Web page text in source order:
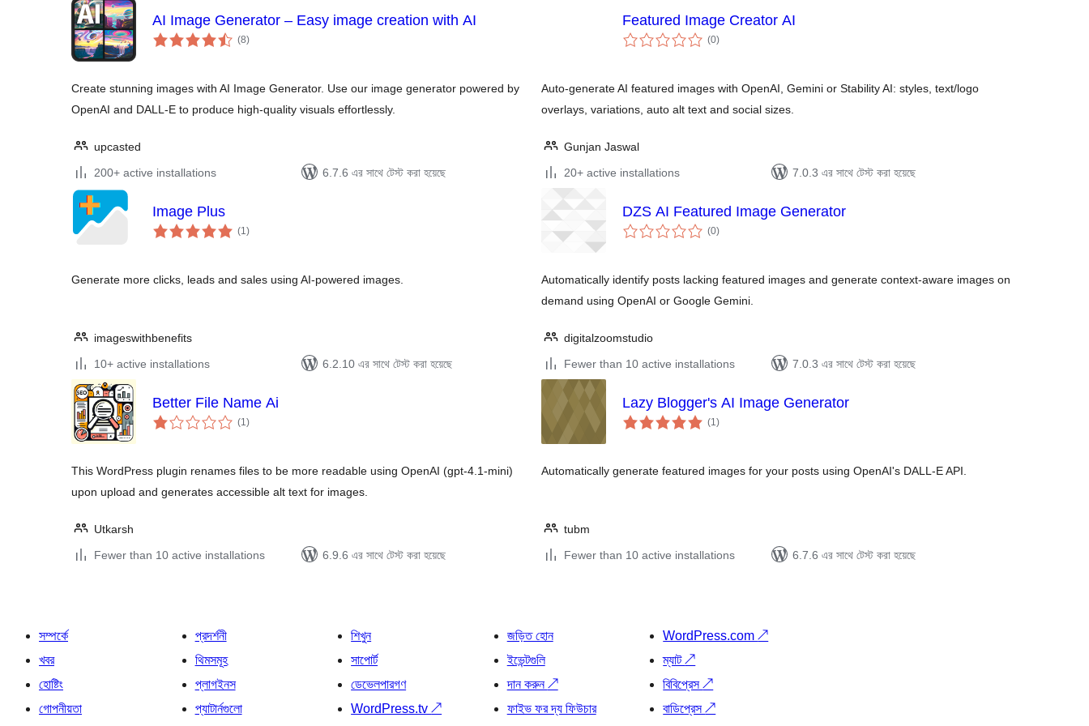
AI Image Generator – Easy image creation with AI
(8total
ratings
)
Create stunning images with AI Image Generator. Use our image generator powered by
OpenAI and DALL-E to produce high-quality visuals effortlessly.
upcasted
200+ active installations
6.7.6 এর সাথে টেস্ট করা হয়েছে
Featured Image Creator AI
(0total
ratings
)
Auto-generate AI featured images with OpenAI, Gemini or Stability AI: styles, text/logo
overlays, variations, auto alt text and social sizes.
Gunjan Jaswal
20+ active installations
7.0.3 এর সাথে টেস্ট করা হয়েছে
Image Plus
(1total
ratings
)
Generate more clicks, leads and sales using AI-powered images.
imageswithbenefits
10+ active installations
6.2.10 এর সাথে টেস্ট করা হয়েছে
DZS AI Featured Image Generator
(0total
ratings
)
Automatically identify posts lacking featured images and generate context-aware images on
demand using OpenAI or Google Gemini.
digitalzoomstudio
Fewer than 10 active installations
7.0.3 এর সাথে টেস্ট করা হয়েছে
Better File Name Ai
(1total
ratings
)
This WordPress plugin renames files to be more readable using OpenAI (gpt-4.1-mini)
upon upload and generates accessible alt text for images.
Utkarsh
Fewer than 10 active installations
6.9.6 এর সাথে টেস্ট করা হয়েছে
Lazy Blogger's AI Image Generator
(1total
ratings
)
Automatically generate featured images for your posts using OpenAI's DALL-E API.
tubm
Fewer than 10 active installations
6.7.6 এর সাথে টেস্ট করা হয়েছে
সম্পর্কে
খবর
হোষ্টিং
গোপনীয়তা
প্রদর্শনী
থিমসমূহ
প্লাগইনস
প্যাটার্নগুলো
শিখুন
সাপোর্ট
ডেভেলপারগণ
WordPress.tv↗
জড়িত হোন
ইভেন্টগুলি
দান করুন↗
ফাইভ ফর দ্য ফিউচার
WordPress.com↗
ম্যাট↗
বিবিপ্রেস↗
বাডিপ্রেস↗